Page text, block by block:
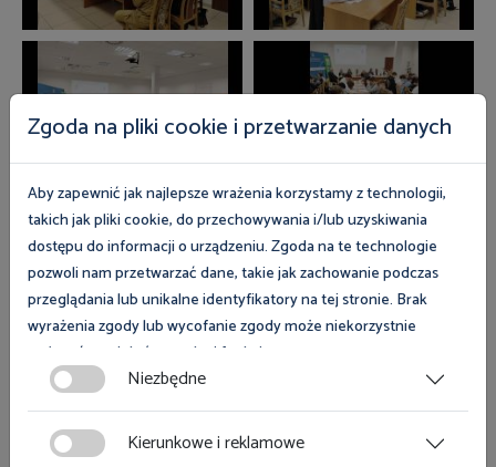
Zgoda na pliki cookie i przetwarzanie danych
Aby zapewnić jak najlepsze wrażenia korzystamy z technologii,
takich jak pliki cookie, do przechowywania i/lub uzyskiwania
dostępu do informacji o urządzeniu. Zgoda na te technologie
pozwoli nam przetwarzać dane, takie jak zachowanie podczas
przeglądania lub unikalne identyfikatory na tej stronie. Brak
wyrażenia zgody lub wycofanie zgody może niekorzystnie
wpłynąć na niektóre cechy i funkcje.
Zgoda na pliki cookies jest dobrowolna i można ją wycofać lub
zmodyfikować w dowolnym momencie klikając w przycisk
ciasteczka w lewym dolnym rogu strony. Więcej informacji
Niezbędne
Kierunkowe i reklamowe